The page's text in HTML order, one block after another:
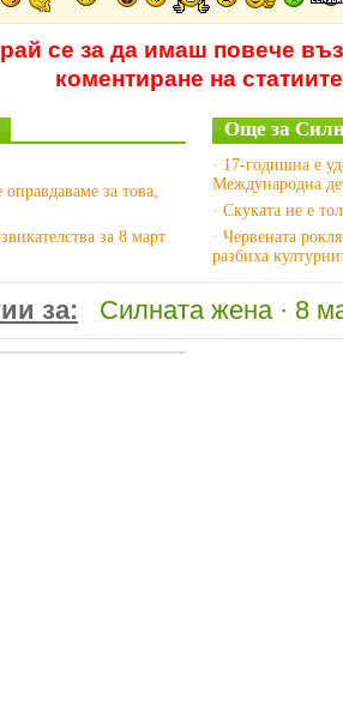
се за да имаш повече
коментиране на статиите
за това,
за 8 март
Още за
· 17-годишна е
Международна
· Скуката не е
· Червената
разбиха
за: Силната жена· 8